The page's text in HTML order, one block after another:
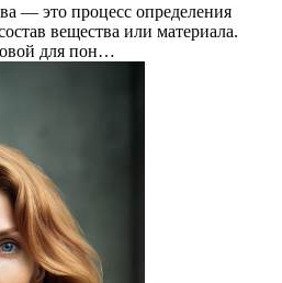
— это процесс определения
вещества или материала.
для пон…